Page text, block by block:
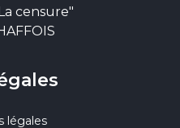
censure"
légales